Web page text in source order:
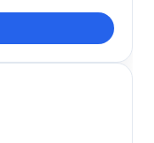
ちます。クイック
を提供します。